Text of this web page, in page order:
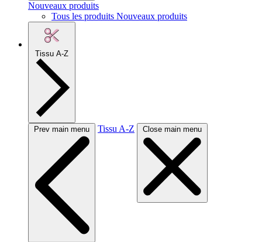
Nouveaux produits
Tous les produits Nouveaux produits
Tissu A-Z
Prev main menu Tissu A-Z Close main menu